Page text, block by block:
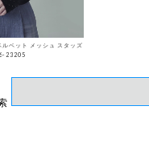
ベット メッシュ スタッズ
23205